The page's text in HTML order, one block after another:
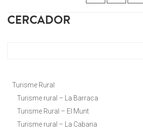
CERCADOR
Turisme Rural
Turisme rural – La Barraca
Turisme Rural – El Munt
Turisme rural – La Cabana